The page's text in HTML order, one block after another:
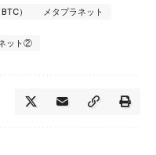
）
メタプラネット
ット②